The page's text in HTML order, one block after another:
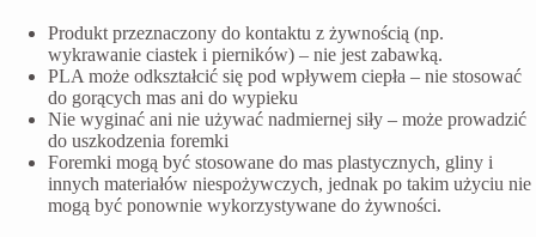
Produkt przeznaczony do kontaktu z żywnością (np.
wykrawanie ciastek i pierników) – nie jest zabawką.
PLA może odkształcić się pod wpływem ciepła – nie stosować
do gorących mas ani do wypieku
Nie wyginać ani nie używać nadmiernej siły – może prowadzić
do uszkodzenia foremki
Foremki mogą być stosowane do mas plastycznych, gliny i
innych materiałów niespożywczych, jednak po takim użyciu nie
mogą być ponownie wykorzystywane do żywności.